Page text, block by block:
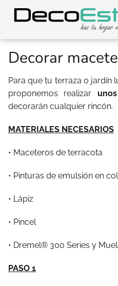
Decorar
Para que tu terraza o jardín
proponemos realizar
decorarán cualquier rincón.
MATERIALES NECESARIOS
• Maceteros de terracota
• Pinturas de emulsión en
• Lápiz
• Pincel
• Dremel® 300 Series y
PASO 1